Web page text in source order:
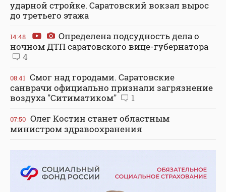
ударной стройке. Саратовский вокзал вырос
до третьего этажа
14:48
Определена подсудность дела о
ночном ДТП саратовского вице-губернатора
4
08:41 Смог над городами. Саратовские
санврачи официально признали загрязнение
воздуха "Ситиматиком"
1
07:50 Олег Костин станет областным
министром здравоохранения